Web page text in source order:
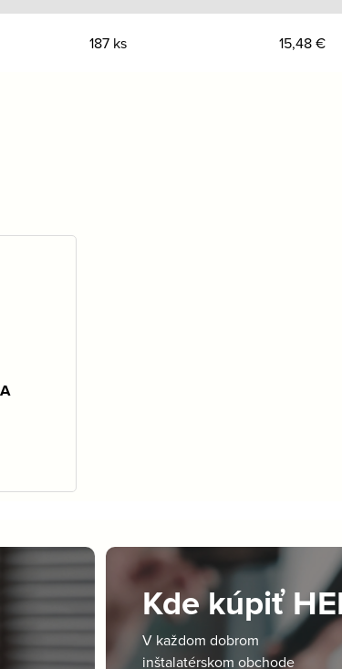
187 ks 15,48€
Kde kúpiť
V každom dobrom
inštalatérskom obchode